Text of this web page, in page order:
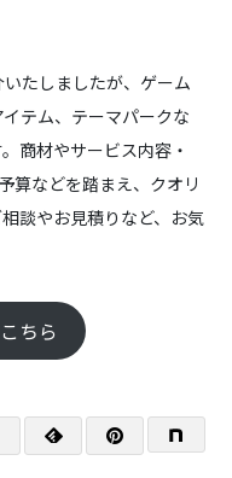
たしましたが、ゲーム
テム、テーマパークな
商材やサービス内容・
算などを踏まえ、クオリ
談やお見積りなど、お気
ちら